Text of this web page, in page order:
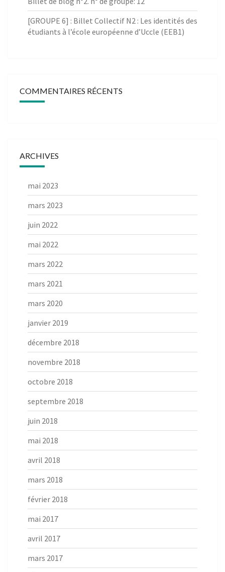
[GROUPE 6] : Billet Collectif N2 : Les identités des
étudiants à l’école européenne d’Uccle (EEB1)
COMMENTAIRES RÉCENTS
ARCHIVES
mai 2023
mars 2023
juin 2022
mai 2022
mars 2022
mars 2021
mars 2020
janvier 2019
décembre 2018
novembre 2018
octobre 2018
septembre 2018
juin 2018
mai 2018
avril 2018
mars 2018
février 2018
mai 2017
avril 2017
mars 2017